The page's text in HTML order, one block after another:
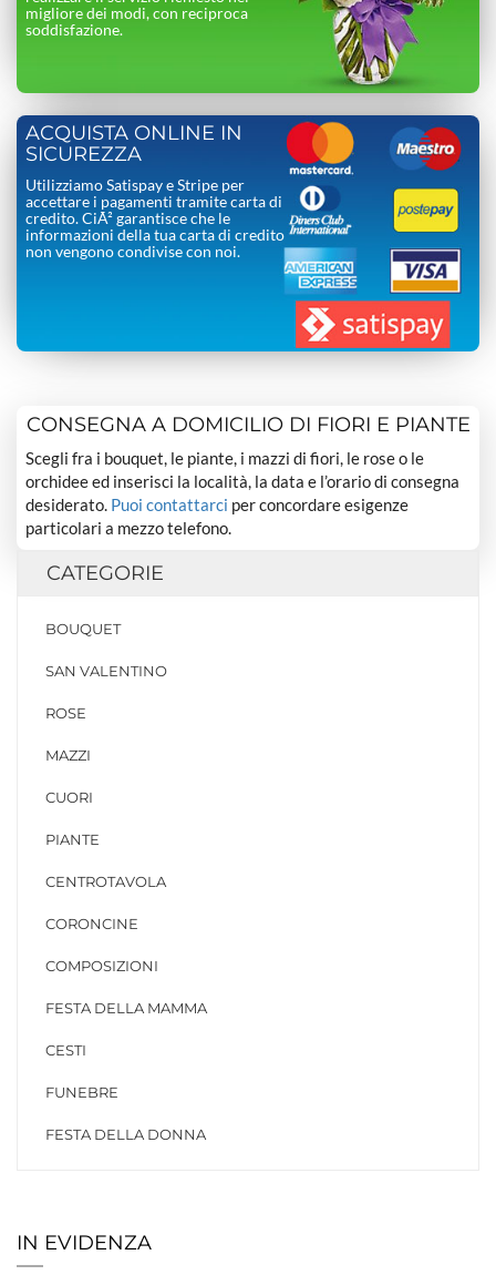
migliore dei modi, con reciproca
soddisfazione.
ACQUISTA ONLINE IN
SICUREZZA
Utilizziamo Satispay e Stripe per
accettare i pagamenti tramite carta di
credito. CiÃ² garantisce che le
informazioni della tua carta di credito
non vengono condivise con noi.
CONSEGNA A DOMICILIO DI FIORI E PIANTE
Scegli fra i bouquet, le piante, i mazzi di fiori, le rose o le
orchidee ed inserisci la località, la data e l’orario di consegna
desiderato. Puoi contattarci per concordare esigenze
particolari a mezzo telefono.
CATEGORIE
BOUQUET
SAN VALENTINO
ROSE
MAZZI
CUORI
PIANTE
CENTROTAVOLA
CORONCINE
COMPOSIZIONI
FESTA DELLA MAMMA
CESTI
FUNEBRE
FESTA DELLA DONNA
IN EVIDENZA